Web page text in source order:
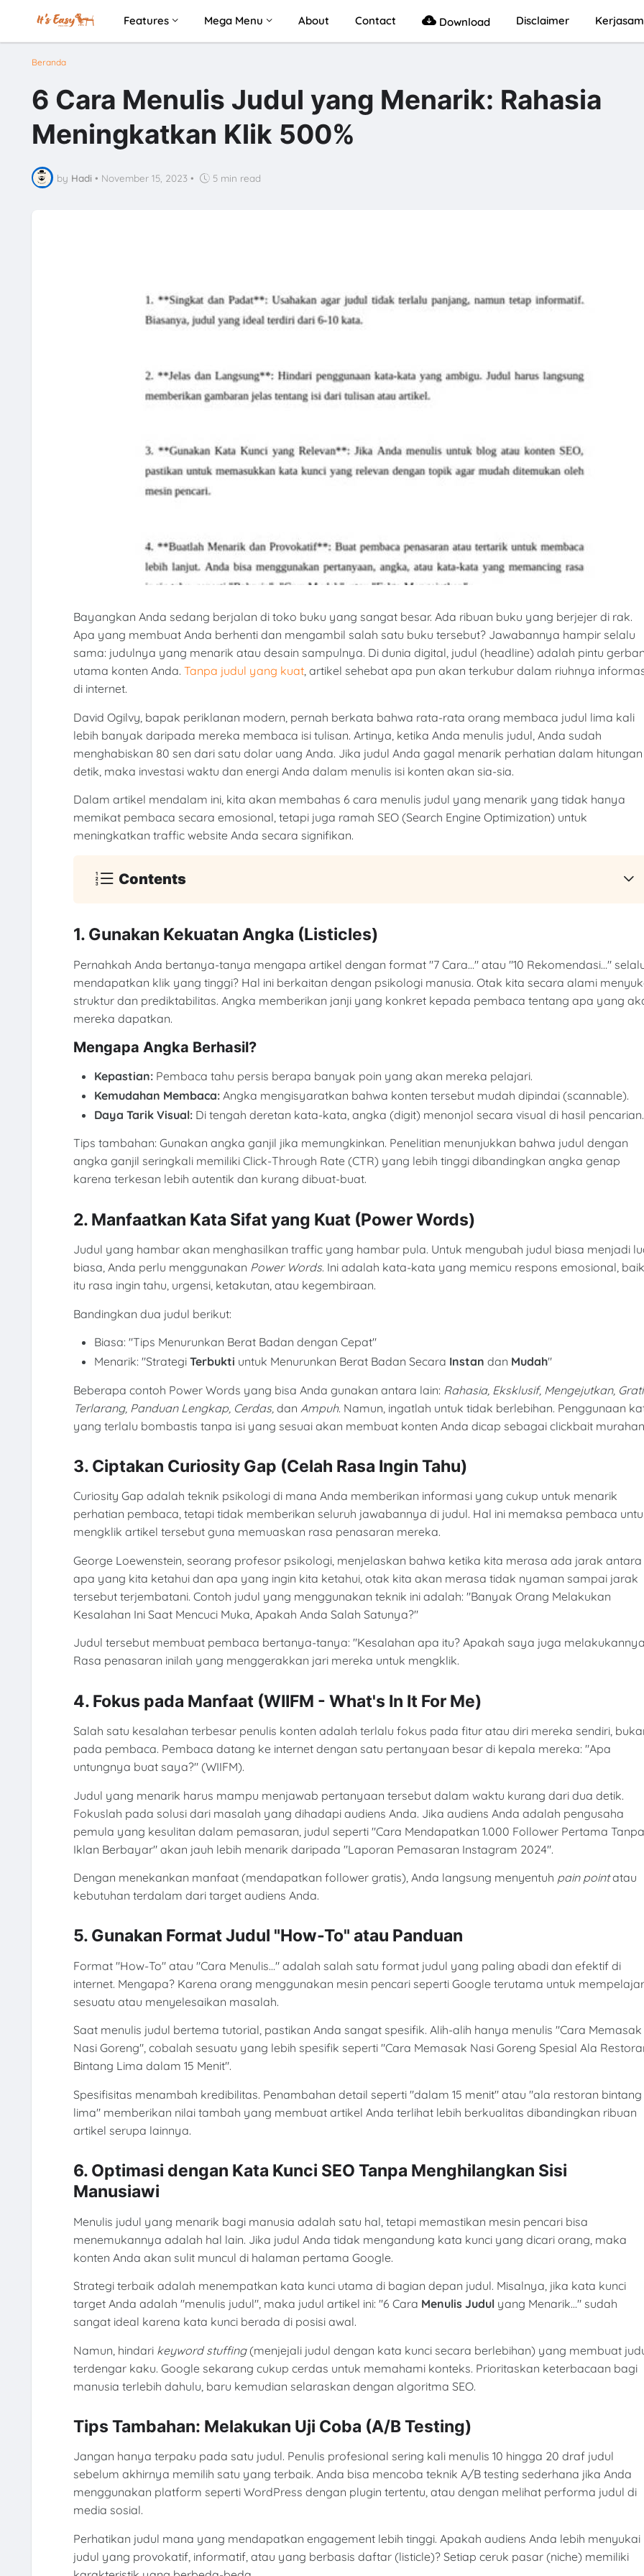
Features Mega Menu About Contact Download Disclaimer
Beranda
6 Cara Menulis Judul yang Menarik: Rahasia
Meningkatkan Klik 500%
by Hadi • November 15, 2023 • 5 min read
Bayangkan Anda sedang berjalan di toko buku yang sangat besar. Ada ribuan buku yang berjejer di rak.
Apa yang membuat Anda berhenti dan mengambil salah satu buku tersebut? Jawabannya hampir selalu
sama: judulnya yang menarik atau desain sampulnya. Di dunia digital, judul (headline) adalah pintu
utama konten Anda. Tanpa judul yang kuat, artikel sehebat apa pun akan terkubur dalam riuhnya
di internet.
David Ogilvy, bapak periklanan modern, pernah berkata bahwa rata-rata orang membaca judul lima kali
lebih banyak daripada mereka membaca isi tulisan. Artinya, ketika Anda menulis judul, Anda sudah
menghabiskan 80 sen dari satu dolar uang Anda. Jika judul Anda gagal menarik perhatian dalam hitungan
detik, maka investasi waktu dan energi Anda dalam menulis isi konten akan sia-sia.
Dalam artikel mendalam ini, kita akan membahas 6 cara menulis judul yang menarik yang tidak hanya
memikat pembaca secara emosional, tetapi juga ramah SEO (Search Engine Optimization) untuk
meningkatkan traffic website Anda secara signifikan.
Contents
1. Gunakan Kekuatan Angka (Listicles)
Pernahkah Anda bertanya-tanya mengapa artikel dengan format "7 Cara..." atau "10 Rekomendasi..."
mendapatkan klik yang tinggi? Hal ini berkaitan dengan psikologi manusia. Otak kita secara alami
struktur dan prediktabilitas. Angka memberikan janji yang konkret kepada pembaca tentang apa yang
mereka dapatkan.
Mengapa Angka Berhasil?
Kepastian: Pembaca tahu persis berapa banyak poin yang akan mereka pelajari.
Kemudahan Membaca: Angka mengisyaratkan bahwa konten tersebut mudah dipindai (scannable).
Daya Tarik Visual: Di tengah deretan kata-kata, angka (digit) menonjol secara visual di hasil pencarian.
Tips tambahan: Gunakan angka ganjil jika memungkinkan. Penelitian menunjukkan bahwa judul dengan
angka ganjil seringkali memiliki Click-Through Rate (CTR) yang lebih tinggi dibandingkan angka genap
karena terkesan lebih autentik dan kurang dibuat-buat.
2. Manfaatkan Kata Sifat yang Kuat (Power Words)
Judul yang hambar akan menghasilkan traffic yang hambar pula. Untuk mengubah judul biasa menjadi
biasa, Anda perlu menggunakan Power Words. Ini adalah kata-kata yang memicu respons emosional, baik
itu rasa ingin tahu, urgensi, ketakutan, atau kegembiraan.
Bandingkan dua judul berikut:
Biasa: "Tips Menurunkan Berat Badan dengan Cepat"
Menarik: "StrategiTerbukti untuk Menurunkan Berat Badan Secara Instan dan Mudah"
Beberapa contoh Power Words yang bisa Anda gunakan antara lain: Rahasia, Eksklusif, Mengejutkan,
Terlarang, Panduan Lengkap, Cerdas, dan Ampuh. Namun, ingatlah untuk tidak berlebihan. Penggunaan
yang terlalu bombastis tanpa isi yang sesuai akan membuat konten Anda dicap sebagai clickbait
3. Ciptakan Curiosity Gap (Celah Rasa Ingin Tahu)
Curiosity Gap adalah teknik psikologi di mana Anda memberikan informasi yang cukup untuk menarik
perhatian pembaca, tetapi tidak memberikan seluruh jawabannya di judul. Hal ini memaksa pembaca
mengklik artikel tersebut guna memuaskan rasa penasaran mereka.
George Loewenstein, seorang profesor psikologi, menjelaskan bahwa ketika kita merasa ada jarak antara
apa yang kita ketahui dan apa yang ingin kita ketahui, otak kita akan merasa tidak nyaman sampai jarak
tersebut terjembatani. Contoh judul yang menggunakan teknik ini adalah: "Banyak Orang Melakukan
Kesalahan Ini Saat Mencuci Muka, Apakah Anda Salah Satunya?"
Judul tersebut membuat pembaca bertanya-tanya: "Kesalahan apa itu? Apakah saya juga
Rasa penasaran inilah yang menggerakkan jari mereka untuk mengklik.
4. Fokus pada Manfaat (WIIFM - What's In It For Me)
Salah satu kesalahan terbesar penulis konten adalah terlalu fokus pada fitur atau diri mereka sendiri,
pada pembaca. Pembaca datang ke internet dengan satu pertanyaan besar di kepala mereka: "Apa
untungnya buat saya?" (WIIFM).
Judul yang menarik harus mampu menjawab pertanyaan tersebut dalam waktu kurang dari dua detik.
Fokuslah pada solusi dari masalah yang dihadapi audiens Anda. Jika audiens Anda adalah pengusaha
pemula yang kesulitan dalam pemasaran, judul seperti "Cara Mendapatkan 1.000 Follower Pertama Tanpa
Iklan Berbayar" akan jauh lebih menarik daripada "Laporan Pemasaran Instagram 2024".
Dengan menekankan manfaat (mendapatkan follower gratis), Anda langsung menyentuh pain pointatau
kebutuhan terdalam dari target audiens Anda.
5. Gunakan Format Judul "How-To" atau Panduan
Format "How-To" atau "Cara Menulis..." adalah salah satu format judul yang paling abadi dan efektif di
internet. Mengapa? Karena orang menggunakan mesin pencari seperti Google terutama untuk
sesuatu atau menyelesaikan masalah.
Saat menulis judul bertema tutorial, pastikan Anda sangat spesifik. Alih-alih hanya menulis "Cara Memasak
Nasi Goreng", cobalah sesuatu yang lebih spesifik seperti "Cara Memasak Nasi Goreng Spesial Ala
Bintang Lima dalam 15 Menit".
Spesifisitas menambah kredibilitas. Penambahan detail seperti "dalam 15 menit" atau "ala restoran bintang
lima" memberikan nilai tambah yang membuat artikel Anda terlihat lebih berkualitas dibandingkan ribuan
artikel serupa lainnya.
6. Optimasi dengan Kata Kunci SEO Tanpa Menghilangkan Sisi
Manusiawi
Menulis judul yang menarik bagi manusia adalah satu hal, tetapi memastikan mesin pencari bisa
menemukannya adalah hal lain. Jika judul Anda tidak mengandung kata kunci yang dicari orang, maka
konten Anda akan sulit muncul di halaman pertama Google.
Strategi terbaik adalah menempatkan kata kunci utama di bagian depan judul. Misalnya, jika kata kunci
target Anda adalah "menulis judul", maka judul artikel ini: "6 Cara Menulis Judulyang Menarik..." sudah
sangat ideal karena kata kunci berada di posisi awal.
Namun, hindari keyword stuffing(menjejali judul dengan kata kunci secara berlebihan) yang membuat
terdengar kaku. Google sekarang cukup cerdas untuk memahami konteks. Prioritaskan keterbacaan bagi
manusia terlebih dahulu, baru kemudian selaraskan dengan algoritma SEO.
Tips Tambahan: Melakukan Uji Coba (A/B Testing)
Jangan hanya terpaku pada satu judul. Penulis profesional sering kali menulis 10 hingga 20 draf judul
sebelum akhirnya memilih satu yang terbaik. Anda bisa mencoba teknik A/B testing sederhana jika Anda
menggunakan platform seperti WordPress dengan plugin tertentu, atau dengan melihat performa judul di
media sosial.
Perhatikan judul mana yang mendapatkan engagement lebih tinggi. Apakah audiens Anda lebih menyukai
judul yang provokatif, informatif, atau yang berbasis daftar (listicle)? Setiap ceruk pasar (niche) memiliki